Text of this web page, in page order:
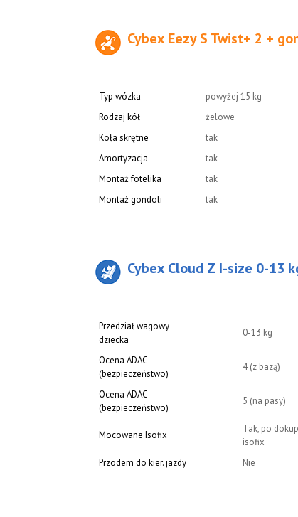
Cybex Eezy S Twist+ 2 +
Typ wózka
powyżej 15 kg
Rodzaj kół
żelowe
Koła skrętne
tak
Amortyzacja
tak
Montaż fotelika
tak
Montaż gondoli
tak
Cybex Cloud Z I-size 0-13
Przedział wagowy
dziecka
0-13 kg
Ocena ADAC
(bezpieczeństwo)
4 (z bazą)
Ocena ADAC
(bezpieczeństwo)
5 (na pasy)
Mocowane Isofix
Tak, po
isofix
Przodem do kier. jazdy
Nie